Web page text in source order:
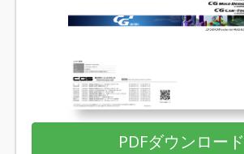
PDFダウンロード